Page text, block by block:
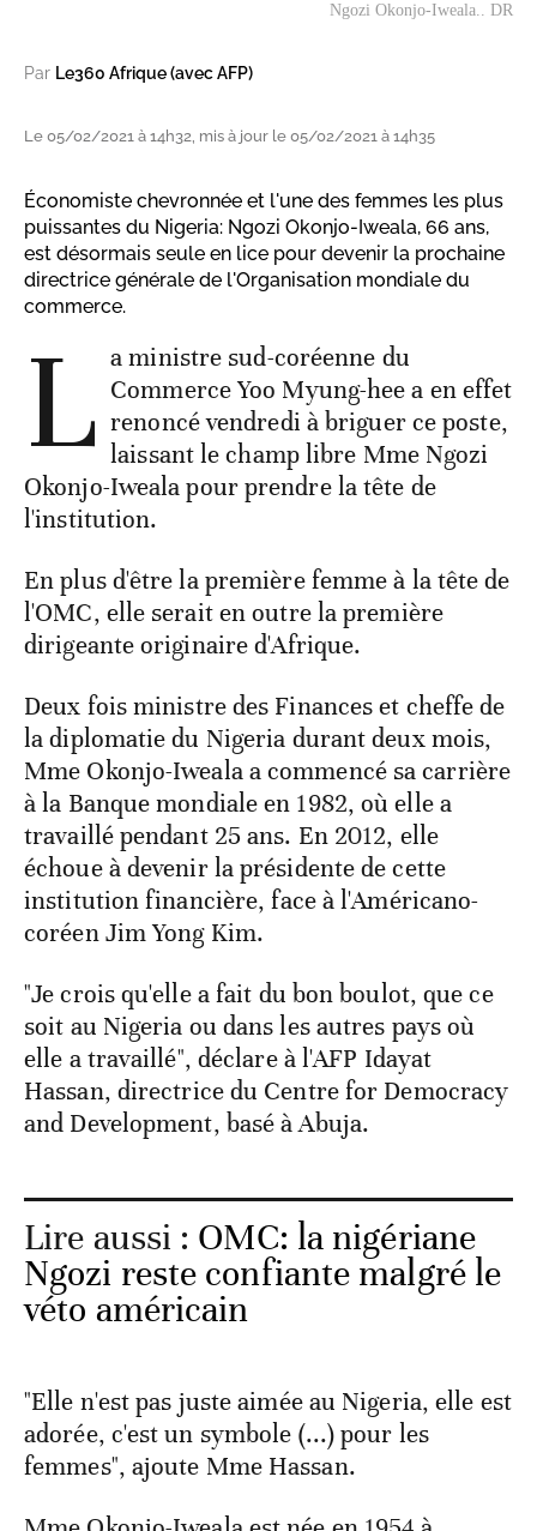
Ngozi Okonjo-Iweala.. DR
Par Le360 Afrique (avec AFP)
Le 05/02/2021 à 14h32, mis à jour le 05/02/2021 à 14h35
Économiste chevronnée et l'une des femmes les plus
puissantes du Nigeria: Ngozi Okonjo-Iweala, 66 ans,
est désormais seule en lice pour devenir la prochaine
directrice générale de l'Organisation mondiale du
commerce.
L a ministre sud-coréenne du
Commerce Yoo Myung-hee a en effet
renoncé vendredi à briguer ce poste,
laissant le champ libre Mme Ngozi
Okonjo-Iweala pour prendre la tête de
l'institution.
En plus d'être la première femme à la tête de
l'OMC, elle serait en outre la première
dirigeante originaire d'Afrique.
Deux fois ministre des Finances et cheffe de
la diplomatie du Nigeria durant deux mois,
Mme Okonjo-Iweala a commencé sa carrière
à la Banque mondiale en 1982, où elle a
travaillé pendant 25 ans. En 2012, elle
échoue à devenir la présidente de cette
institution financière, face à l'Américano-
coréen Jim Yong Kim.
"Je crois qu'elle a fait du bon boulot, que ce
soit au Nigeria ou dans les autres pays où
elle a travaillé", déclare à l'AFP Idayat
Hassan, directrice du Centre for Democracy
and Development, basé à Abuja.
Lire aussi : OMC: la nigériane
Ngozi reste confiante malgré le
véto américain
"Elle n'est pas juste aimée au Nigeria, elle est
adorée, c'est un symbole (...) pour les
femmes", ajoute Mme Hassan.